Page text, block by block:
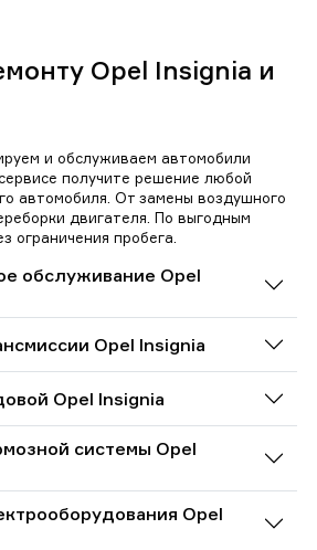
Opel Insignia и
и обслуживаем автомобили
получите решение любой
автомобиля. От замены воздушного
двигателя. По выгодным
ограничения пробега.
обслуживание Opel
Opel Insignia
Opel Insignia
системы Opel
Opel